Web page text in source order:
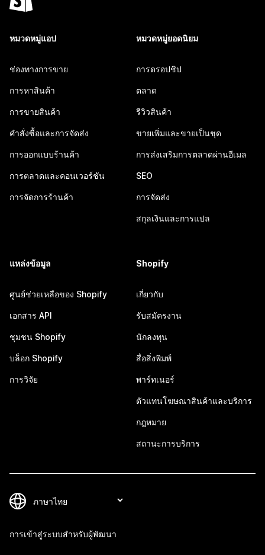
หมวดหมู่แอป
ช่องทางการขาย
การหาสินค้า
การขายสินค้า
คำสั่งซื้อและการจัดส่ง
การออกแบบร้านค้า
การตลาดและคอนเวอร์ชัน
การจัดการร้านค้า
หมวดหมู่ยอดนิยม
การดรอปชิป
ตลาด
รีวิวสินค้า
ขายเพิ่มและขายเป็นชุด
การส่งเสริมการตลาดผ่านอีเมล
SEO
การจัดส่ง
สกุลเงินและการแปล
แหล่งข้อมูล
ศูนย์ช่วยเหลือของ Shopify
เอกสาร API
ชุมชน Shopify
บล็อก Shopify
การวิจัย
Shopify
เกี่ยวกับ
รับสมัครงาน
นักลงทุน
สื่อสิ่งพิมพ์
พาร์ทเนอร์
ตัวแทนโฆษณาสินค้าและบริการ
กฎหมาย
สถานะการบริการ
การเข้าสู่ระบบสำหรับผู้พัฒนา